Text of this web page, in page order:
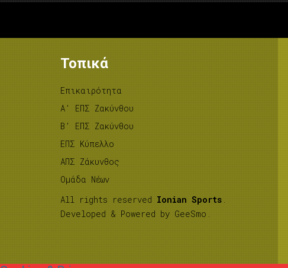
Τοπικά
Επικαιρότητα
A’ ΕΠΣ Ζακύνθου
B’ ΕΠΣ Ζακύνθου
ΕΠΣ Κύπελλο
ΑΠΣ Ζάκυνθος
Ομάδα Νέων
All rights reserved Ionian Sports .
Developed & Powered by GeeSmo .